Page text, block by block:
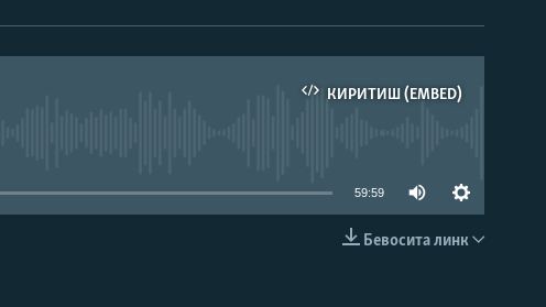
КИРИТИШ (EMBED)
59:59
Бевосита линк